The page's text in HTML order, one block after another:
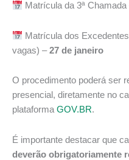
Matrícula da 3ª Chamada
Matrícula dos
vagas) –27 de janeiro
O procedimento poderá ser
presencial, diretamente no
plataformaGOV.BR.
É importante destacar que
deverão obrigatoriamente